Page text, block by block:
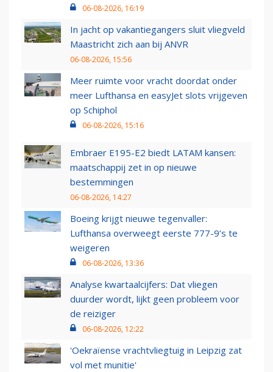
06-08-2026, 16:19
In jacht op vakantiegangers sluit vliegveld
Maastricht zich aan bij ANVR
06-08-2026, 15:56
Meer ruimte voor vracht doordat onder
meer Lufthansa en easyJet slots vrijgeven
op Schiphol
06-08-2026, 15:16
Embraer E195-E2 biedt LATAM kansen:
maatschappij zet in op nieuwe
bestemmingen
06-08-2026, 14:27
Boeing krijgt nieuwe tegenvaller:
Lufthansa overweegt eerste 777-9’s te
weigeren
06-08-2026, 13:36
Analyse kwartaalcijfers: Dat vliegen
duurder wordt, lijkt geen probleem voor
de reiziger
06-08-2026, 12:22
'Oekraïense vrachtvliegtuig in Leipzig zat
vol met munitie'